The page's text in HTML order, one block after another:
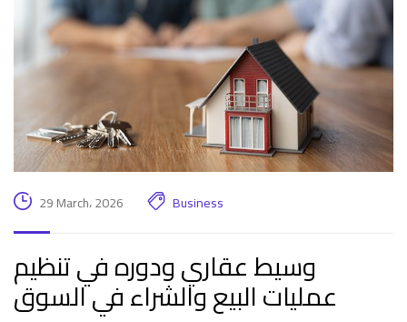
29 March، 2026 Business
وسيط عقاري ودوره في تنظيم
عمليات البيع والشراء في السوق